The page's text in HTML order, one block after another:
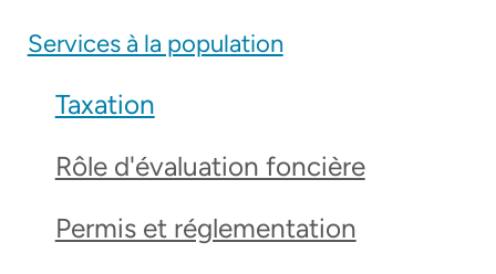
Services à la population
Taxation
Rôle d'évaluation foncière
Permis et réglementation